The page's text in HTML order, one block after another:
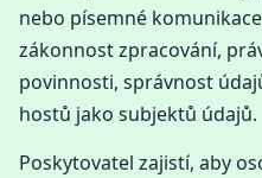
nebo písemné
zákonnost zpracování,
povinnosti, správnost
hostů jako subjektů údajů.
Poskytovatel zajistí, aby